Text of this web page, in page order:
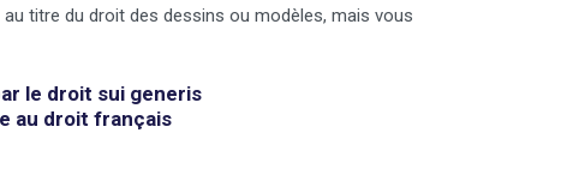
titre du droit des dessins ou modèles, mais vous
le droit sui generis
au droit français